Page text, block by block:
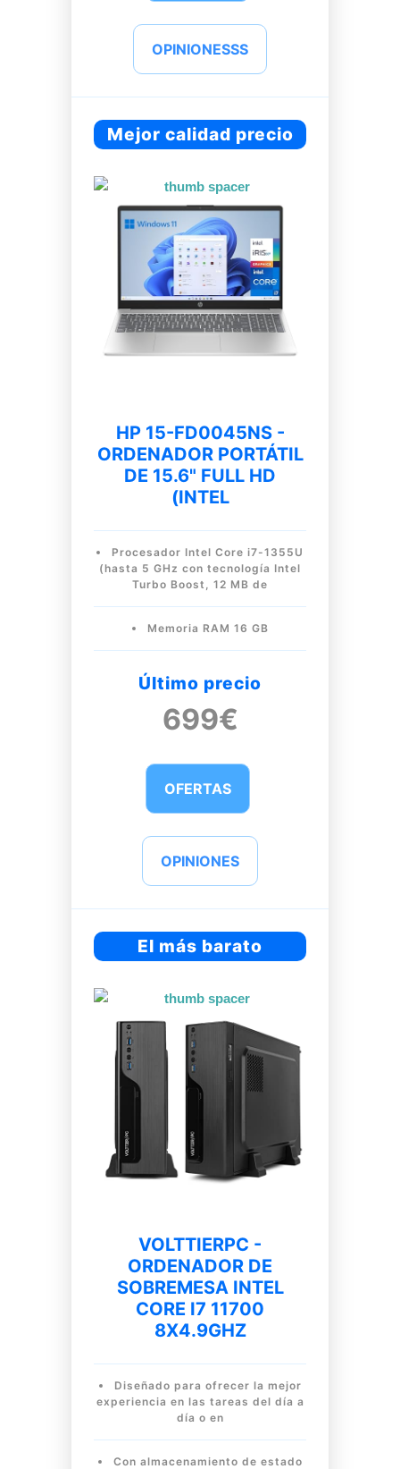
OPINIONESSS
Mejor calidad precio
HP 15-FD0045NS -
ORDENADOR PORTÁTIL
DE 15.6" FULL HD
(INTEL
Procesador Intel Core i7-1355U
(hasta 5 GHz con tecnología Intel
Turbo Boost, 12 MB de
Memoria RAM 16 GB
Último precio
699€
OFERTAS
OPINIONES
El más barato
VOLTTIERPC -
ORDENADOR DE
SOBREMESA INTEL
CORE I7 11700
8X4.9GHZ
Diseñado para ofrecer la mejor
experiencia en las tareas del día a
día o en
Con almacenamiento de estado